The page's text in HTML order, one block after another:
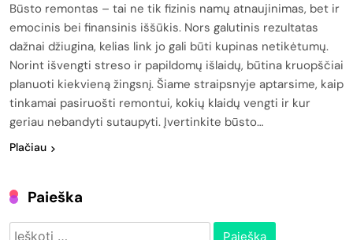
Būsto remontas – tai ne tik fizinis namų atnaujinimas, bet ir
emocinis bei finansinis iššūkis. Nors galutinis rezultatas
dažnai džiugina, kelias link jo gali būti kupinas netikėtumų.
Norint išvengti streso ir papildomų išlaidų, būtina kruopščiai
planuoti kiekvieną žingsnį. Šiame straipsnyje aptarsime, kaip
tinkamai pasiruošti remontui, kokių klaidų vengti ir kur
geriau nebandyti sutaupyti. Įvertinkite būsto…
Plačiau
Paieška
Ieškoti: